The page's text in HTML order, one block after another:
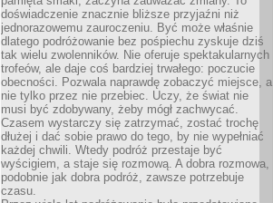
doświadczenie znacznie bliższe przyjaźni niż
jednorazowemu zauroczeniu. Być może właśnie
dlatego podróżowanie bez pośpiechu zyskuje dziś
tak wielu zwolenników. Nie oferuje spektakularnych
trofeów, ale daje coś bardziej trwałego: poczucie
obecności. Pozwala naprawdę zobaczyć miejsce, a
nie tylko przez nie przebiec. Uczy, że świat nie
musi być zdobywany, żeby mógł zachwycać.
Czasem wystarczy się zatrzymać, zostać trochę
dłużej i dać sobie prawo do tego, by nie wypełniać
każdej chwili. Wtedy podróż przestaje być
wyścigiem, a staje się rozmową. A dobra rozmowa,
podobnie jak dobra podróż, zawsze potrzebuje
czasu.